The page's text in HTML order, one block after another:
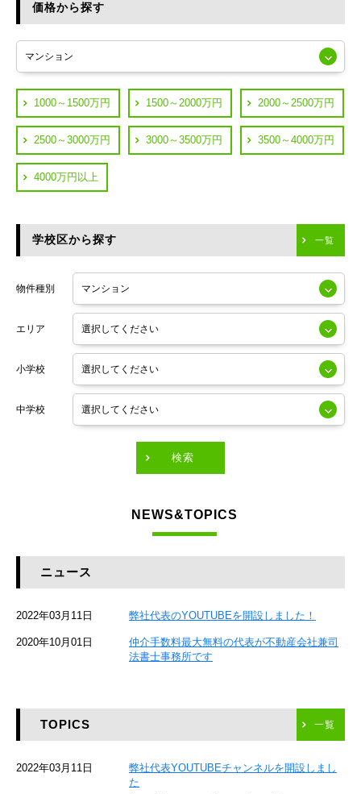
渋谷区
練馬区
葛飾区
横浜市鶴見区
横浜市神奈川区
川崎市川崎区
川崎市中原区
川崎市高津区
都営浅草線
JR中央線
JR中央・総武線
東京メトロ日比谷線
小田急線
東京メトロ半蔵門線
東京メトロ副都心線
東京メトロ有楽町線
JR総武本線
京成本線
東海道新幹線
価格から探す
1000～1500万円 1500～2000万円 2000～2500万円
2500～3000万円 3000～3500万円 3500～4000万円
4000万円以上
学校区から探す 一覧
物件種別
エリア
小学校
中学校
検索
NEWS&TOPICS
ニュース
2022年03月11日 弊社代表のYOUTUBEを開設しました！
2020年10月01日
仲介手数料最大無料の代表が不動産会社兼司
法書士事務所です
TOPICS 一覧
2022年03月11日
弊社代表YOUTUBEチャンネルを開設しまし
た